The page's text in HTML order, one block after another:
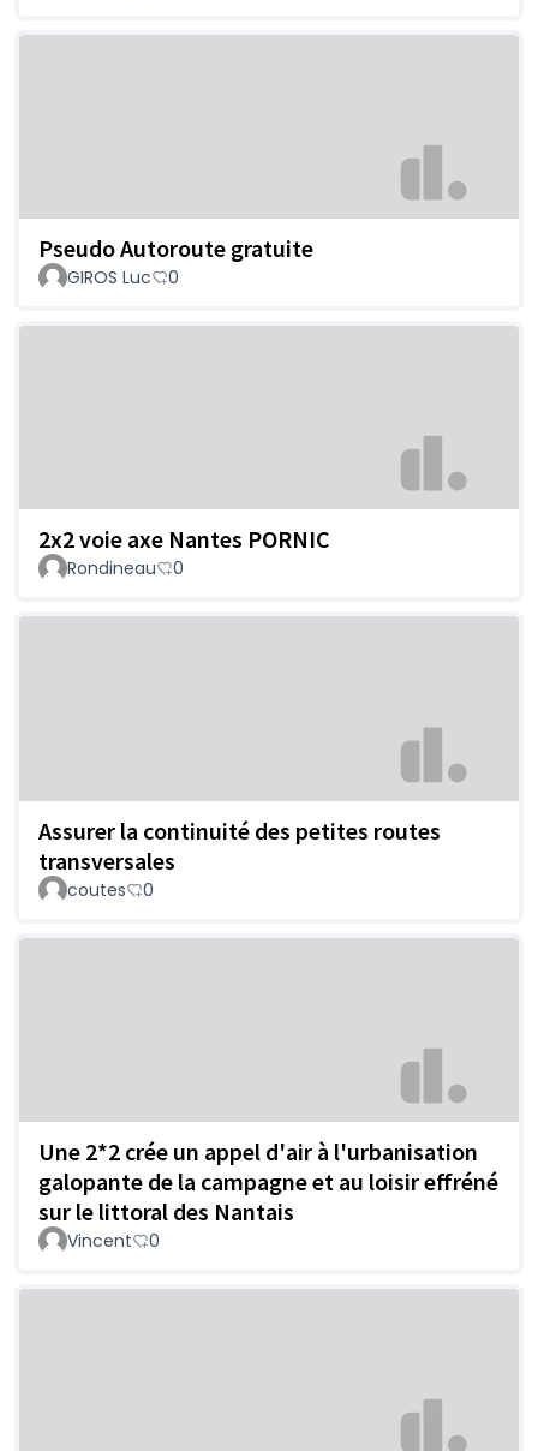
Pseudo Autoroute gratuite
GIROS Luc 0
2x2 voie axe Nantes PORNIC
Rondineau 0
Assurer la continuité des petites routes
transversales
coutes 0
Une 2*2 crée un appel d'air à l'urbanisation
galopante de la campagne et au loisir effréné
sur le littoral des Nantais
Vincent 0